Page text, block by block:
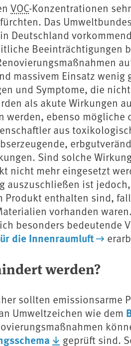
VOC-Konzentrationen
Das
Deutschland
Beeinträchtigungen
massivem Einsatz wenig
und Symptome, die
als akute Wirkungen
werden, ebenso
aus
Sind solche
nicht mehr eingesetzt
ist
Produkt enthalten sind,
vorhanden
besonders bedeutende
die Innenraumluft
werden?
sollten emissionsarme
Umweltzeichen wie dem
geprüft sind.